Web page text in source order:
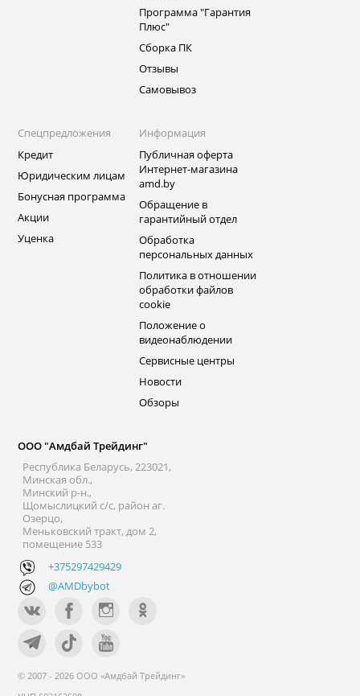
Программа "Гарантия
Плюс"
Сборка ПК
Отзывы
Самовывоз
Спецпредложения
Кредит
Юридическим лицам
Бонусная программа
Акции
Уценка
Информация
Публичная оферта
Интернет-магазина
amd.by
Обращение в
гарантийный отдел
Обработка
персональных данных
Политика в отношении
обработки файлов
cookie
Положение о
видеонаблюдении
Сервисные центры
Новости
Обзоры
ООО "Амдбай Трейдинг"
Республика Беларусь, 223021,
Минская обл.,
Минский р-н.,
Щомыслицкий с/с, район аг.
Озерцо,
Меньковский тракт, дом 2,
помещение 533
+375297429429
@AMDbybot
© 2007 - 2026 ООО «Амдбай Трейдинг»